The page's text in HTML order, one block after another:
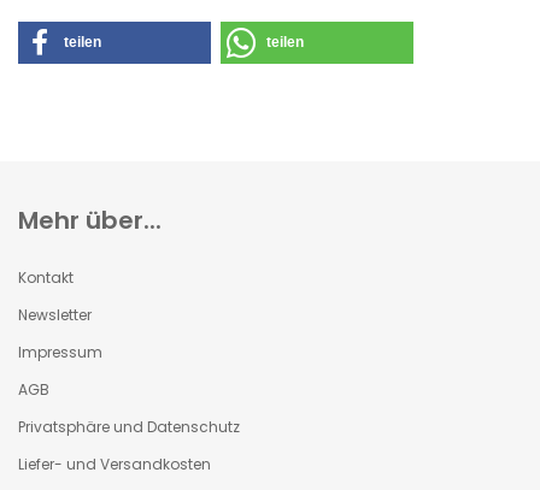
teilen teilen
Mehr über...
Kontakt
Newsletter
Impressum
AGB
Privatsphäre und Datenschutz
Liefer- und Versandkosten